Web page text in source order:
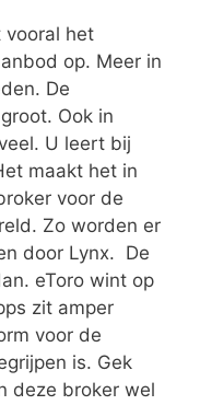
vooral het
op. Meer in
De
Ook in
U leert bij
maakt het in
voor de
Zo worden er
door Lynx. De
eToro wint op
zit amper
voor de
is. Gek
deze broker wel